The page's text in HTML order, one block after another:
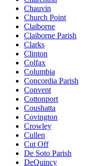
Chauvin
Church Point
Claiborne
Claiborne Parish
Clarks
Clinton
Colfax
Columbia
Concordia Parish
Convent
Cottonport
Coushatta
Covington
Crowley
Cullen
Cut Off
De Soto Parish
DeQuincy